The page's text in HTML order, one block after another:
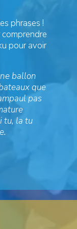
phrases !
pour avoir
ballon
que
pas
tu, la tu